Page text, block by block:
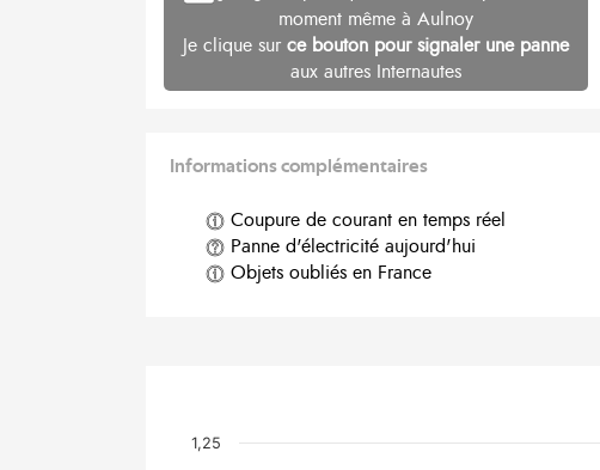
moment même à Aulnoy
Je clique sur ce bouton pour signaler une panne
aux autres Internautes
Informations complémentaires
Coupure de courant en temps réel
Panne d'électricité aujourd'hui
Objets oubliés en France
1,25